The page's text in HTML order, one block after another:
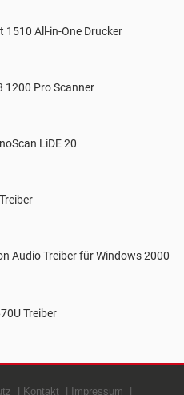
1510 All-in-One Drucker
1200 Pro Scanner
LiDE 20
Audio Treiber für Windows 2000
Treiber
Kontakt Impressum